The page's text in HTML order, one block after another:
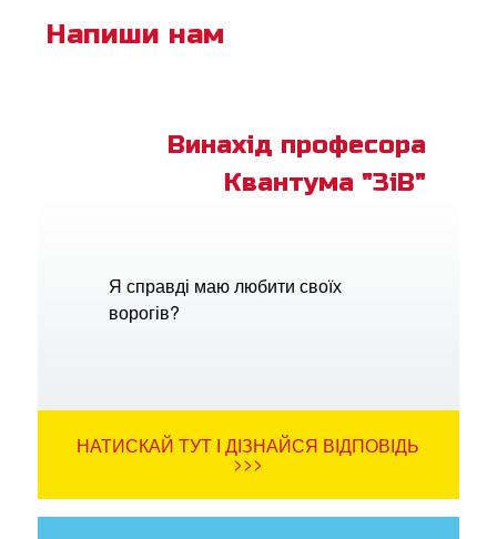
Напиши нам
Винахід професора
Квантума "ЗіВ"
Я справді маю любити своїх
ворогів?
НАТИСКАЙ ТУТ І ДІЗНАЙСЯ ВІДПОВІДЬ
>>>